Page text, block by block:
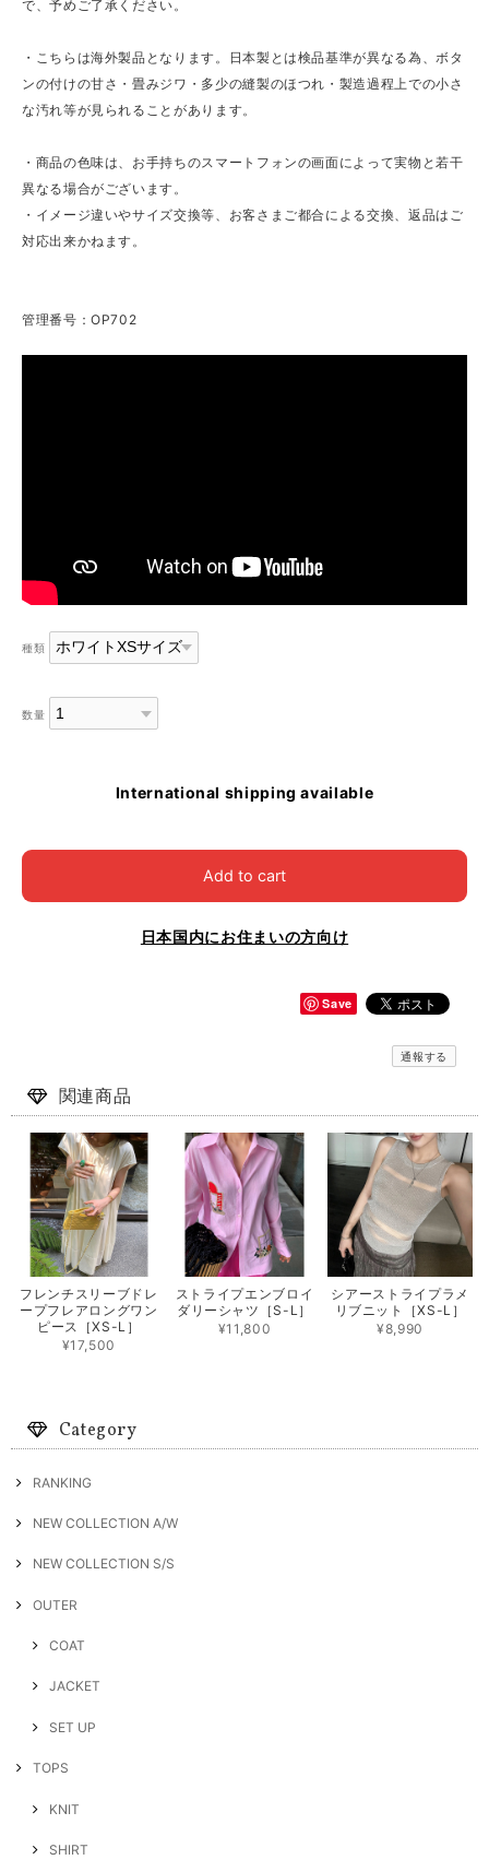
で、予めご了承ください。
・こちらは海外製品となります。日本製とは検品基準が異なる為、ボタ
ンの付けの甘さ・畳みジワ・多少の縫製のほつれ・製造過程上での小さ
な汚れ等が見られることがあります。
・商品の色味は、お手持ちのスマートフォンの画面によって実物と若干
異なる場合がございます。
・イメージ違いやサイズ交換等、お客さまご都合による交換、返品はご
対応出来かねます。
管理番号：OP702
種類
数量
International shipping available
Add to cart
日本国内にお住まいの方向け
Save
通報する
関連商品
フレンチスリーブドレ
ープフレアロングワン
ピース［XS-L］
¥17,500
ストライプエンブロイ
ダリーシャツ［S-L］
¥11,800
シアーストライプラメ
リブニット［XS-L］
¥8,990
Category
RANKING
NEW COLLECTION A/W
NEW COLLECTION S/S
OUTER
COAT
JACKET
SET UP
TOPS
KNIT
SHIRT